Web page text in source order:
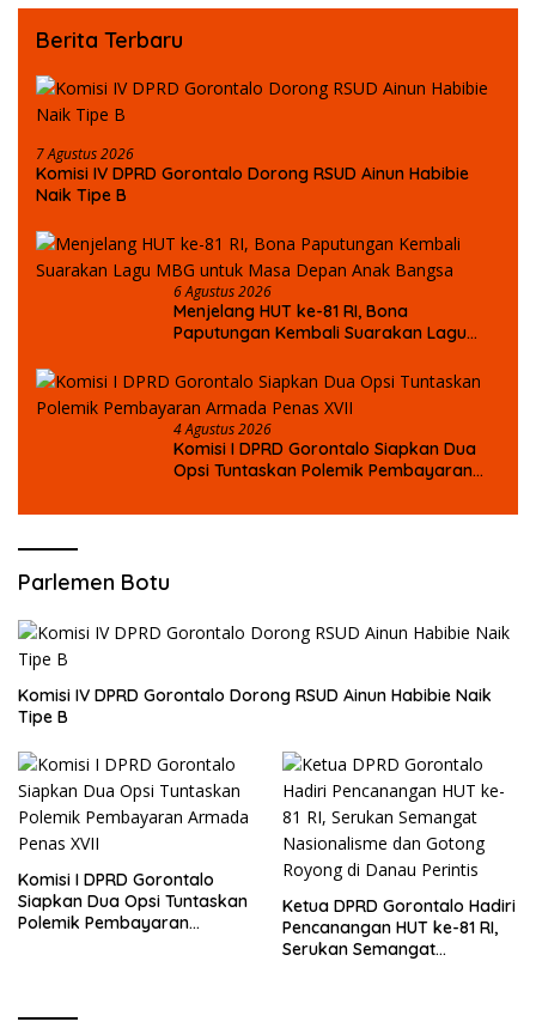
Berita Terbaru
7 Agustus 2026
Komisi IV DPRD Gorontalo Dorong RSUD Ainun Habibie
Naik Tipe B
6 Agustus 2026
Menjelang HUT ke-81 RI, Bona
Paputungan Kembali Suarakan Lagu
4 Agustus 2026
Komisi I DPRD Gorontalo Siapkan Dua
Opsi Tuntaskan Polemik Pembayaran
Parlemen Botu
Komisi IV DPRD Gorontalo Dorong RSUD Ainun Habibie Naik
Tipe B
Komisi I DPRD Gorontalo
Siapkan Dua Opsi Tuntaskan
Polemik Pembayaran
Ketua DPRD Gorontalo Hadiri
Pencanangan HUT ke-81 RI,
Serukan Semangat